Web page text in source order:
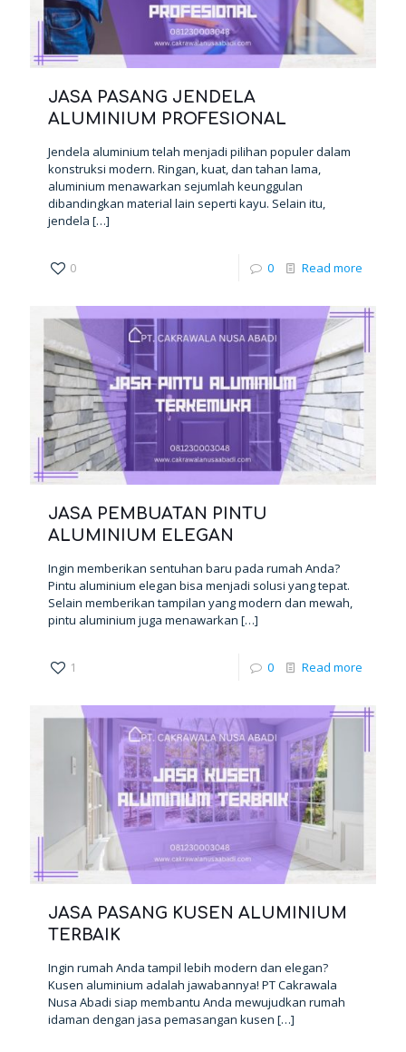
JASA PASANG JENDELA
ALUMINIUM PROFESIONAL
Jendela aluminium telah menjadi pilihan populer dalam
konstruksi modern. Ringan, kuat, dan tahan lama,
aluminium menawarkan sejumlah keunggulan
dibandingkan material lain seperti kayu. Selain itu,
jendela […]
0 0 Read more
JASA PEMBUATAN PINTU
ALUMINIUM ELEGAN
Ingin memberikan sentuhan baru pada rumah Anda?
Pintu aluminium elegan bisa menjadi solusi yang tepat.
Selain memberikan tampilan yang modern dan mewah,
pintu aluminium juga menawarkan […]
1 0 Read more
JASA PASANG KUSEN ALUMINIUM
TERBAIK
Ingin rumah Anda tampil lebih modern dan elegan?
Kusen aluminium adalah jawabannya! PT Cakrawala
Nusa Abadi siap membantu Anda mewujudkan rumah
idaman dengan jasa pemasangan kusen […]